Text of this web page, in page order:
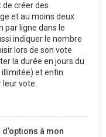
de créer des
et au moins deux
par ligne dans le
indiquer le nombre
lors de son vote
la durée en jours du
illimitée) et enfin
vote.
à mon